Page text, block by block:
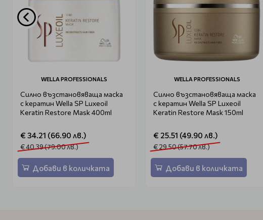
WELLA PROFESSIONALS
Силно възстановяваща маска
с кератин Wella SP Luxeoil
Keratin Restore Mask 400ml
€ 34.21 (66.90 лв.)
€ 40.39 (79.00 лв.)
Добави в количката
WELLA PROFESSIONALS
Силно възстановяваща маска
с кератин Wella SP Luxeoil
Keratin Restore Mask 150ml
€ 25.51 (49.90 лв.)
€ 29.50 (57.70 лв.)
Добави в количката